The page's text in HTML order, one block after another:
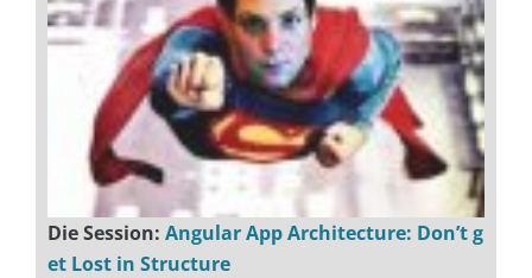
Die Session: Angular App Architecture: Don’t g
et Lost in Structure